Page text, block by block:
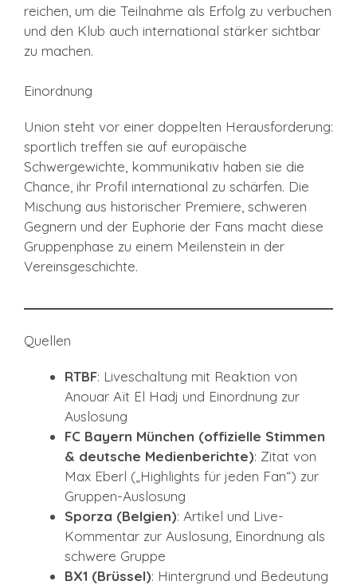
reichen, um die Teilnahme als Erfolg zu verbuchen
und den Klub auch international stärker sichtbar
zu machen.
Einordnung
Union steht vor einer doppelten Herausforderung:
sportlich treffen sie auf europäische
Schwergewichte, kommunikativ haben sie die
Chance, ihr Profil international zu schärfen. Die
Mischung aus historischer Premiere, schweren
Gegnern und der Euphorie der Fans macht diese
Gruppenphase zu einem Meilenstein in der
Vereinsgeschichte.
Quellen
RTBF: Liveschaltung mit Reaktion von
Anouar Aït El Hadj und Einordnung zur
Auslosung
FC Bayern München (offizielle Stimmen
& deutsche Medienberichte): Zitat von
Max Eberl („Highlights für jeden Fan“) zur
Gruppen-Auslosung
Sporza (Belgien): Artikel und Live-
Kommentar zur Auslosung, Einordnung als
schwere Gruppe
BX1 (Brüssel): Hintergrund und Bedeutung